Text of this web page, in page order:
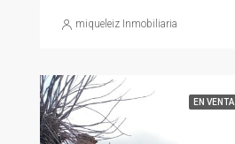
miqueleiz Inmobiliaria
EN VENTA